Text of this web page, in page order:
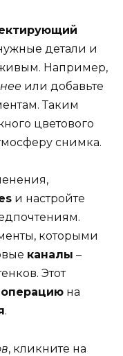
детали и
Например,
или добавьте
Таким
цветового
снимка.
и настройте
которыми
каналы –
Этот
операцию на
.
, кликните на